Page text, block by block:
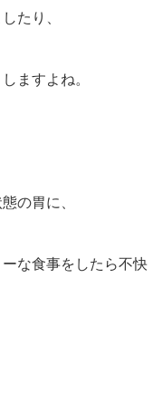
たり、
ますよね。
の胃に、
な食事をしたら不快